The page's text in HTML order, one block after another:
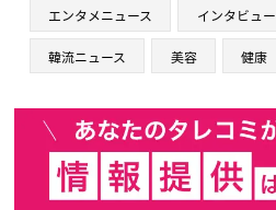
エンタメニュース インタビュー
韓流ニュース 美容 健康